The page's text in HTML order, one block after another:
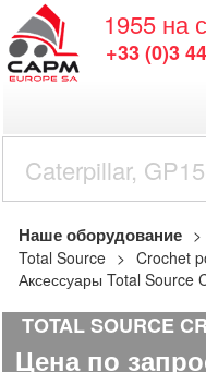
1955 на
+33 (0)3
Наше оборудование
Total Source
Crochet
Аксессуары Total Source
TOTAL SOURCE
Цена по